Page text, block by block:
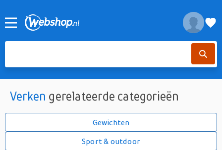
Verken gerelateerde categorieën
Gewichten
Sport & outdoor